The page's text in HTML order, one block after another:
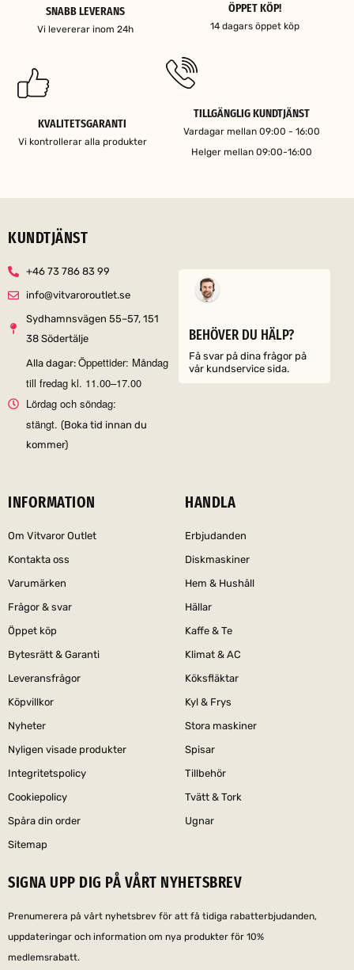
SNABB LEVERANS
Vi levererar inom 24h
ÖPPET KÖP!
14 dagars öppet köp
KVALITETSGARANTI
Vi kontrollerar alla produkter
TILLGÄNGLIG KUNDTJÄNST
Vardagar mellan 09:00 - 16:00
Helger mellan 09:00-16:00
KUNDTJÄNST
+46 73 786 83 99
info@vitvaroroutlet.se
Sydhamnsvägen 55–57, 151
38 Södertälje
Alla dagar: Öppettider: Måndag
till fredag kl. 11.00–17.00
Lördag och söndag:
stängt. (Boka tid innan du
kommer)
BEHÖVER DU HÄLP?
Få svar på dina frågor på
vår kundservice sida.
INFORMATION
Om Vitvaror Outlet
Kontakta oss
Varumärken
Frågor & svar
Öppet köp
Bytesrätt & Garanti
Leveransfrågor
Köpvillkor
Nyheter
Nyligen visade produkter
Integritetspolicy
Cookiepolicy
Spåra din order
Sitemap
HANDLA
Erbjudanden
Diskmaskiner
Hem & Hushåll
Hällar
Kaffe & Te
Klimat & AC
Köksfläktar
Kyl & Frys
Stora maskiner
Spisar
Tillbehör
Tvätt & Tork
Ugnar
SIGNA UPP DIG PÅ VÅRT NYHETSBREV
Prenumerera på vårt nyhetsbrev för att få tidiga rabatterbjudanden,
uppdateringar och information om nya produkter för 10%
medlemsrabatt.